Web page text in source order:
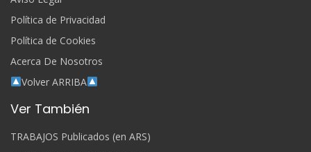
Política de Privacidad
Política de Cookies
Acerca De Nosotros
Volver ARRIBA
Ver También
TRABAJOS Publicados (en ARS)